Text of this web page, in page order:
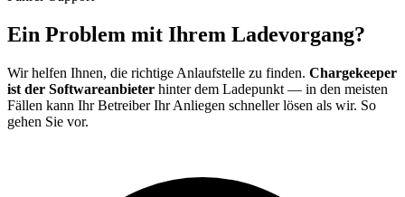
Ein Problem mit Ihrem Ladevorgang?
Wir helfen Ihnen, die richtige Anlaufstelle zu finden. Chargekeeper
ist der Softwareanbieter hinter dem Ladepunkt — in den meisten
Fällen kann Ihr Betreiber Ihr Anliegen schneller lösen als wir. So
gehen Sie vor.